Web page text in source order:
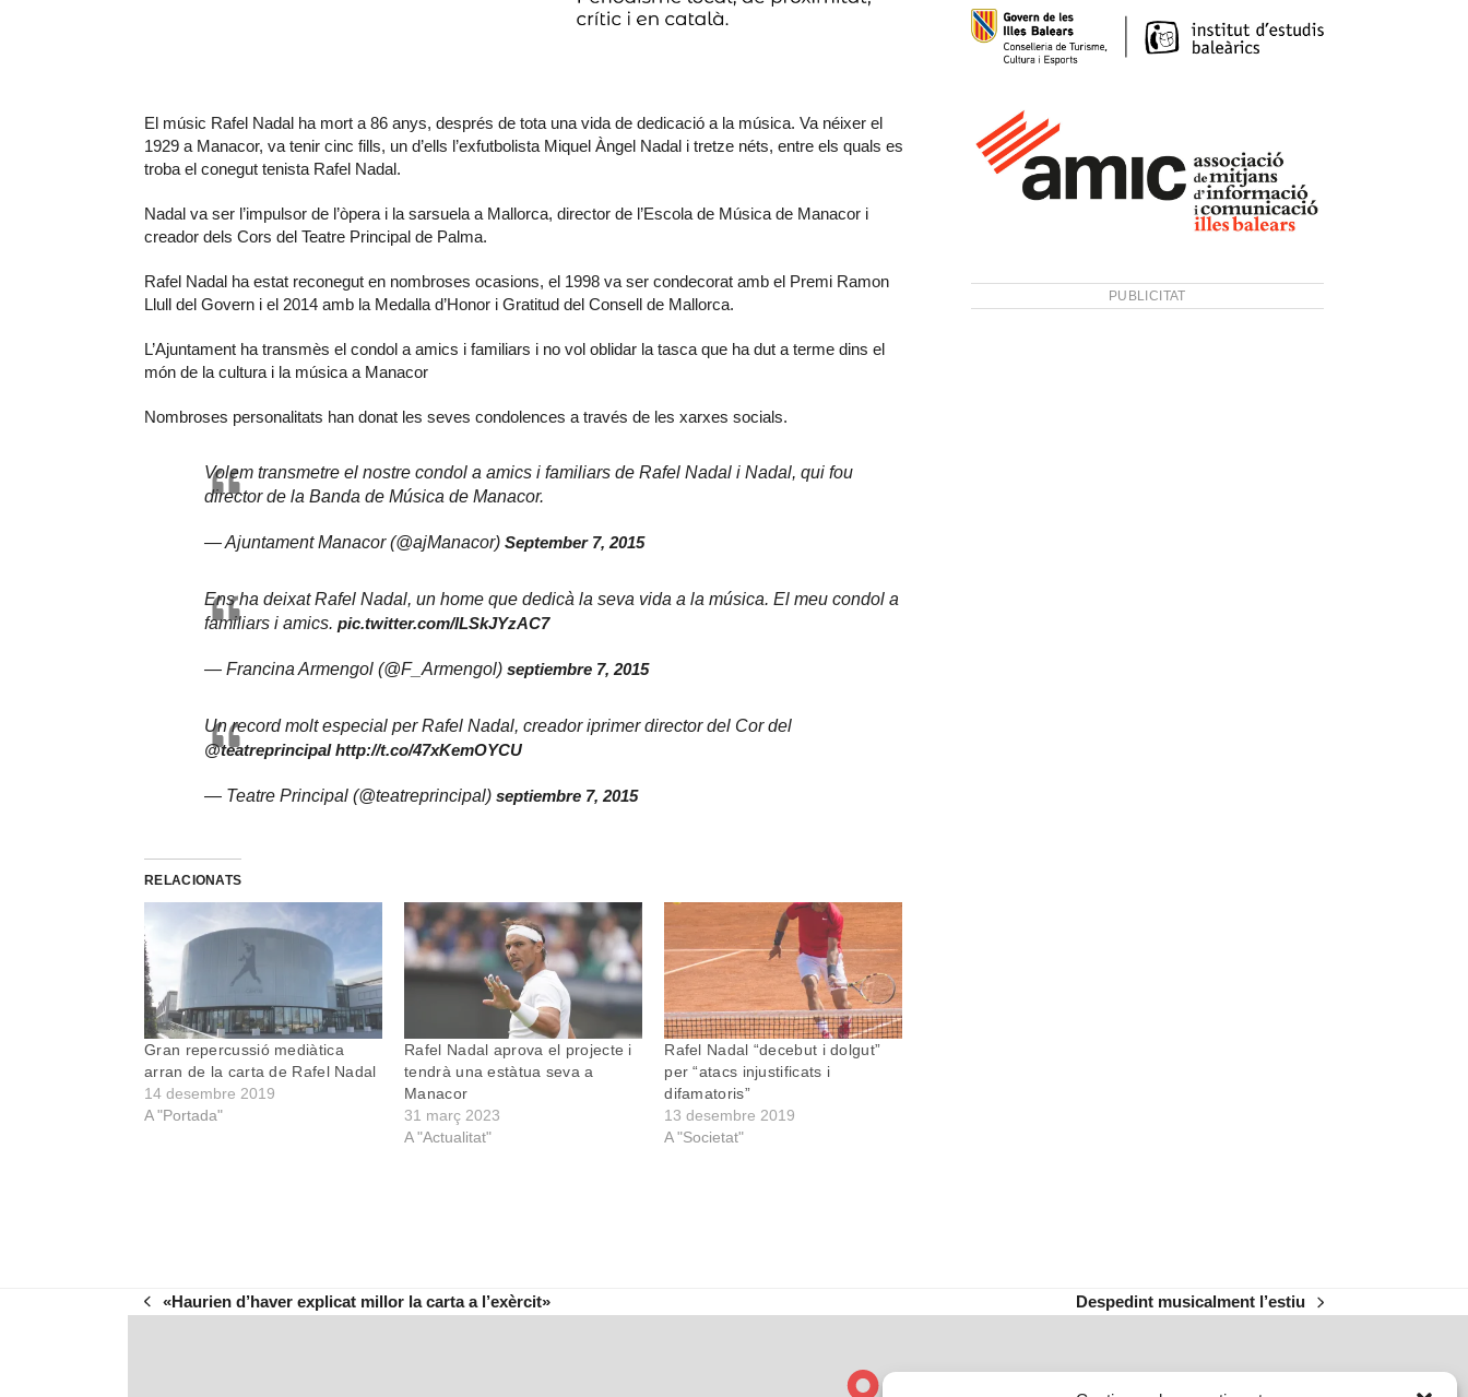
El músic Rafel Nadal ha mort a 86 anys, després de tota una vida de dedicació a la música. Va néixer el
1929 a Manacor, va tenir cinc fills, un d’ells l’exfutbolista Miquel Àngel Nadal i tretze néts, entre els quals es
troba el conegut tenista Rafel Nadal.
Nadal va ser l’impulsor de l’òpera i la sarsuela a Mallorca, director de l’Escola de Música de Manacor i
creador dels Cors del Teatre Principal de Palma.
Rafel Nadal ha estat reconegut en nombroses ocasions, el 1998 va ser condecorat amb el Premi Ramon
Llull del Govern i el 2014 amb la Medalla d’Honor i Gratitud del Consell de Mallorca.
L’Ajuntament ha transmès el condol a amics i familiars i no vol oblidar la tasca que ha dut a terme dins el
món de la cultura i la música a Manacor
Nombroses personalitats han donat les seves condolences a través de les xarxes socials.
Volem transmetre el nostre condol a amics i familiars de Rafel Nadal i Nadal, qui fou
director de la Banda de Música de Manacor.
— Ajuntament Manacor (@ajManacor) September 7, 2015
Ens ha deixat Rafel Nadal, un home que dedicà la seva vida a la música. El meu condol a
familiars i amics. pic.twitter.com/lLSkJYzAC7
— Francina Armengol (@F_Armengol) septiembre 7, 2015
Un record molt especial per Rafel Nadal, creador iprimer director del Cor del
@teatreprincipal http://t.co/47xKemOYCU
— Teatre Principal (@teatreprincipal) septiembre 7, 2015
RELACIONATS
Gran repercussió mediàtica
arran de la carta de Rafel Nadal
14 desembre 2019
A "Portada"
Rafel Nadal aprova el projecte i
tendrà una estàtua seva a
Manacor
31 març 2023
A "Actualitat"
Rafel Nadal “decebut i dolgut”
per “atacs injustificats i
difamatoris”
13 desembre 2019
A "Societat"
PUBLICITAT
previous
«Haurien d’haver explicat millor la carta a l’exèrcit»
next
Despedint musicalment l’estiu